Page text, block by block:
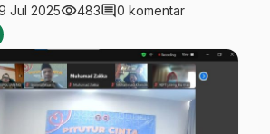
Jul 2025visibility483comment0 komentar